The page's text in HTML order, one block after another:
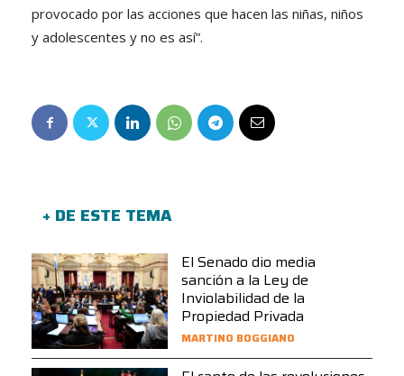
provocado por las acciones que hacen las niñas, niños
y adolescentes y no es así”.
+ DE ESTE TEMA
El Senado dio media
sanción a la Ley de
Inviolabilidad de la
Propiedad Privada
MARTINO BOGGIANO